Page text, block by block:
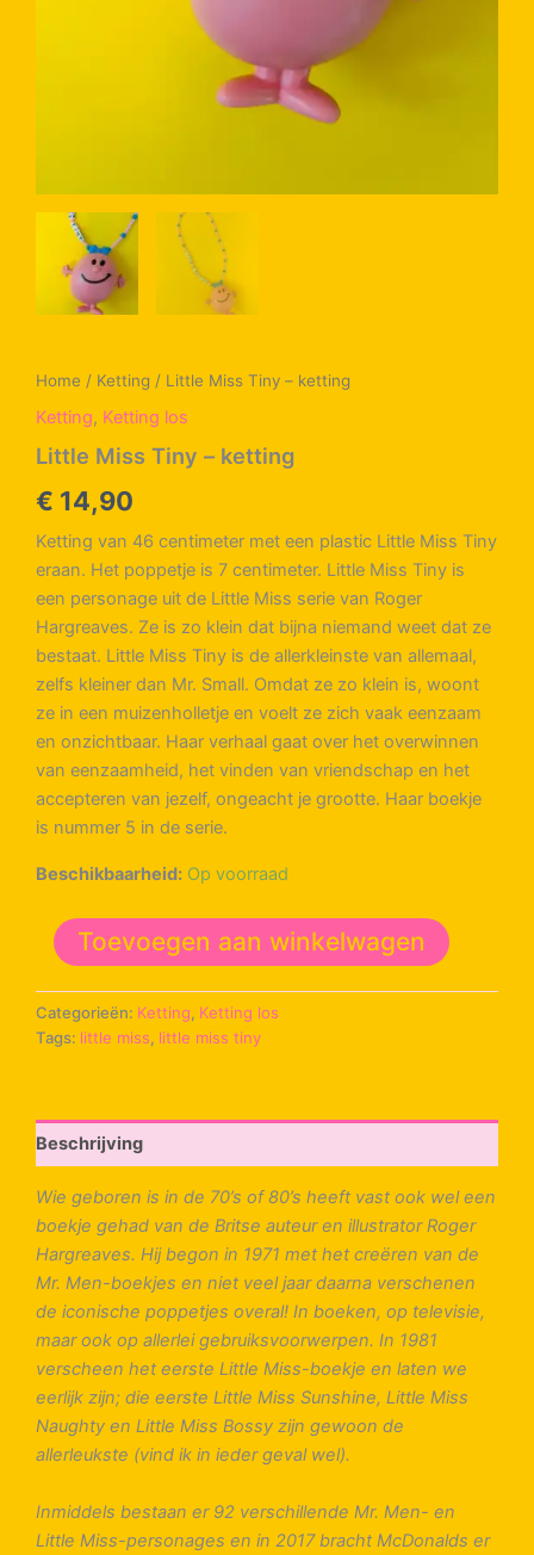
Home / Ketting / Little Miss Tiny – ketting
Ketting, Ketting los
Little Miss Tiny – ketting
€ 14,90
Ketting van 46 centimeter met een plastic Little Miss Tiny
eraan. Het poppetje is 7 centimeter. Little Miss Tiny is
een personage uit de Little Miss serie van Roger
Hargreaves. Ze is zo klein dat bijna niemand weet dat ze
bestaat. Little Miss Tiny is de allerkleinste van allemaal,
zelfs kleiner dan Mr. Small. Omdat ze zo klein is, woont
ze in een muizenholletje en voelt ze zich vaak eenzaam
en onzichtbaar. Haar verhaal gaat over het overwinnen
van eenzaamheid, het vinden van vriendschap en het
accepteren van jezelf, ongeacht je grootte. Haar boekje
is nummer 5 in de serie.
Beschikbaarheid: Op voorraad
Little
Miss
ketting
aantal
Toevoegen aan winkelwagen
Categorieën: Ketting, Ketting los
Tags: little miss, little miss tiny
Beschrijving
Wie geboren is in de 70’s of 80’s heeft vast ook wel een
boekje gehad van de Britse auteur en illustrator Roger
Hargreaves. Hij begon in 1971 met het creëren van de
Mr. Men-boekjes en niet veel jaar daarna verschenen
de iconische poppetjes overal! In boeken, op televisie,
maar ook op allerlei gebruiksvoorwerpen. In 1981
verscheen het eerste Little Miss-boekje en laten we
eerlijk zijn; die eerste Little Miss Sunshine, Little Miss
Naughty en Little Miss Bossy zijn gewoon de
allerleukste (vind ik in ieder geval wel).
Inmiddels bestaan er 92 verschillende Mr. Men- en
Little Miss-personages en in 2017 bracht McDonalds er